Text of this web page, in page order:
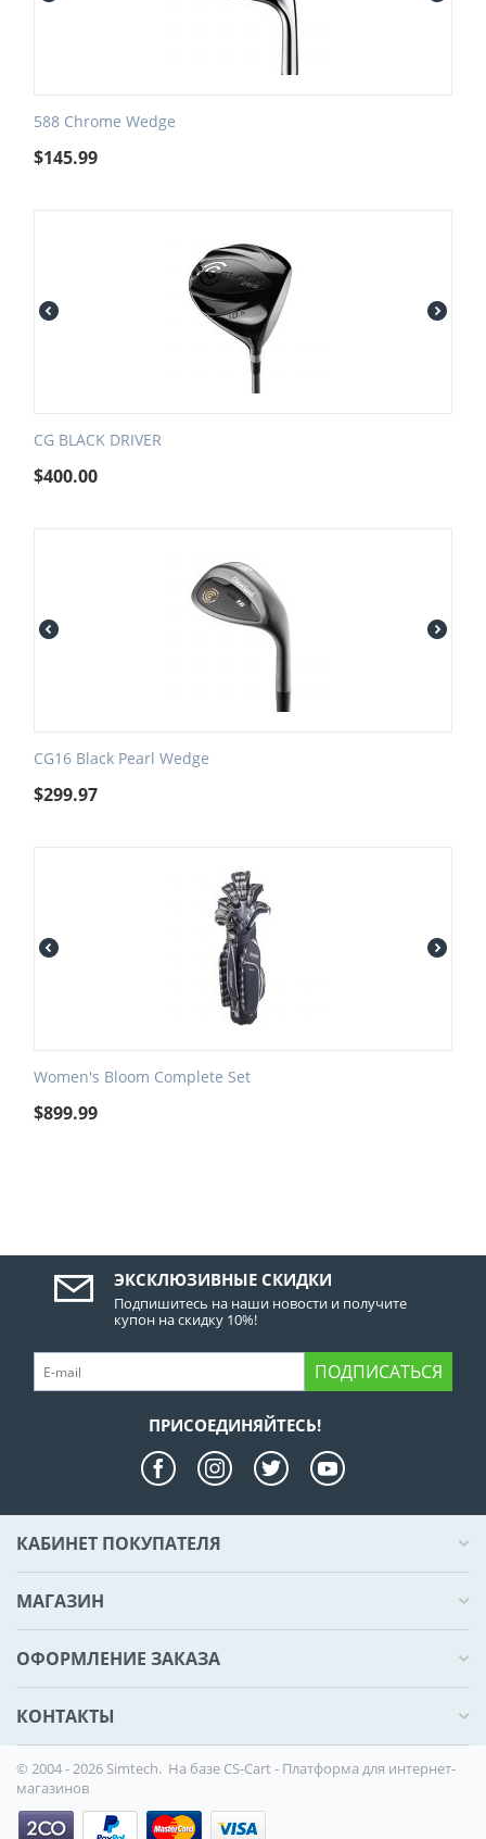
588 Chrome Wedge
$145.99
CG BLACK DRIVER
$400.00
CG16 Black Pearl Wedge
$299.97
Women's Bloom Complete Set
$899.99
ЭКСКЛЮЗИВНЫЕ СКИДКИ
Подпишитесь на наши новости и получите
купон на скидку 10%!
ПОДПИСАТЬСЯ
ПРИСОЕДИНЯЙТЕСЬ!
КАБИНЕТ ПОКУПАТЕЛЯ
МАГАЗИН
ОФОРМЛЕНИЕ ЗАКАЗА
КОНТАКТЫ
© 2004 - 2026 Simtech. На базе CS-Cart - Платформа для интернет-
магазинов